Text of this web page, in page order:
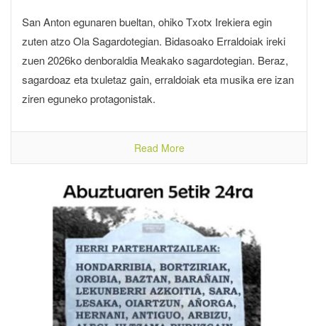
San Anton egunaren bueltan, ohiko Txotx Irekiera egin
zuten atzo Ola Sagardotegian. Bidasoako Erraldoiak ireki
zuen 2026ko denboraldia Meakako sagardotegian. Beraz,
sagardoaz eta txuletaz gain, erraldoiak eta musika ere izan
ziren eguneko protagonistak.
Read More